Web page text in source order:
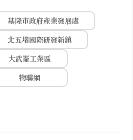
基隆市政府產業發展處
北五堵國際研發新鎮
大武崙工業區
物聯網